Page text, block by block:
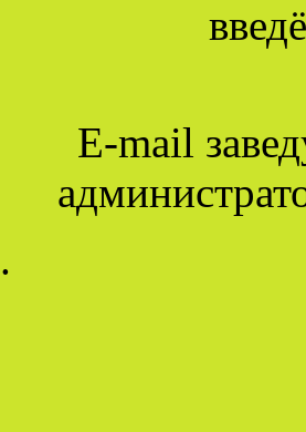
E-mail
.